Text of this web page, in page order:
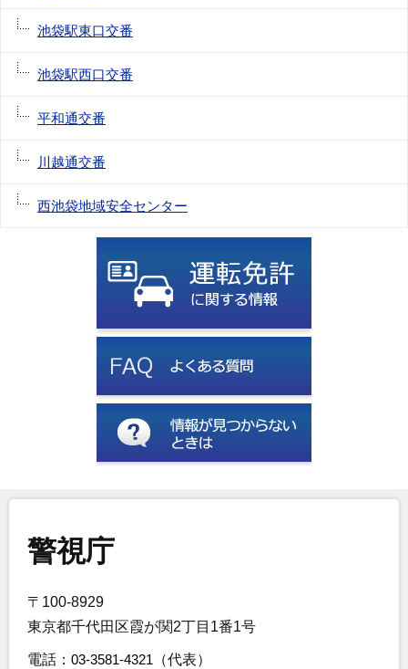
池袋駅東口交番
池袋駅西口交番
平和通交番
川越通交番
西池袋地域安全センター
警視庁
〒100-8929
東京都千代田区霞が関2丁目1番1号
電話： 03-3581-4321 （代表）